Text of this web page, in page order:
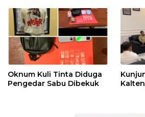
Oknum Kuli Tinta Diduga
Pengedar Sabu Dibekuk